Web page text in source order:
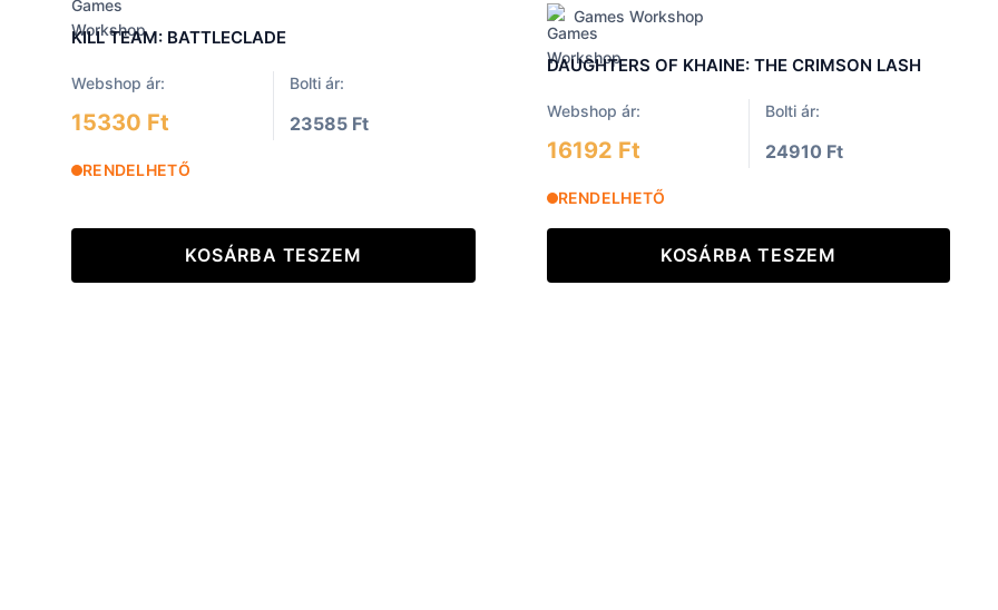
KILL TEAM: BATTLECLADE
Webshop ár: Bolti ár:
15330 Ft 23585 Ft
RENDELHETŐ
KOSÁRBA TESZEM
Games Workshop
DAUGHTERS OF KHAINE: THE CRIMSON LASH
Webshop ár: Bolti ár:
16192 Ft 24910 Ft
RENDELHETŐ
KOSÁRBA TESZEM